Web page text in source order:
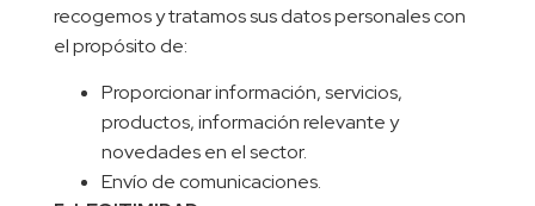
recogemos y tratamos sus datos personales con
el propósito de:
Proporcionar información, servicios,
productos, información relevante y
novedades en el sector.
Envío de comunicaciones.